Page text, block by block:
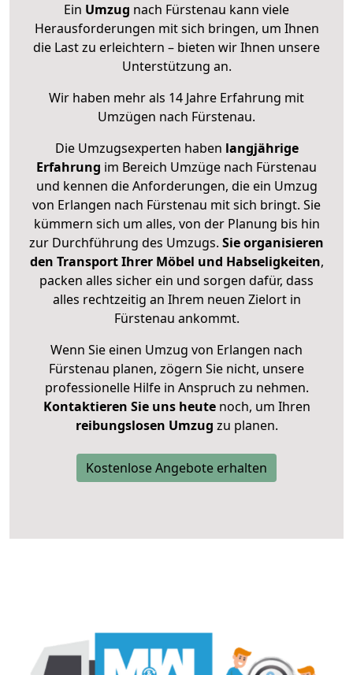
Ein Umzug nach Fürstenau kann viele
Herausforderungen mit sich bringen, um Ihnen
die Last zu erleichtern – bieten wir Ihnen unsere
Unterstützung an.
Wir haben mehr als 14 Jahre Erfahrung mit
Umzügen nach Fürstenau.
Die Umzugsexperten haben langjährige
Erfahrung im Bereich Umzüge nach Fürstenau
und kennen die Anforderungen, die ein Umzug
von Erlangen nach Fürstenau mit sich bringt. Sie
kümmern sich um alles, von der Planung bis hin
zur Durchführung des Umzugs. Sie organisieren
den Transport Ihrer Möbel und Habseligkeiten,
packen alles sicher ein und sorgen dafür, dass
alles rechtzeitig an Ihrem neuen Zielort in
Fürstenau ankommt.
Wenn Sie einen Umzug von Erlangen nach
Fürstenau planen, zögern Sie nicht, unsere
professionelle Hilfe in Anspruch zu nehmen.
Kontaktieren Sie uns heutenoch, um Ihren
reibungslosen Umzug zu planen.
Kostenlose Angebote erhalten